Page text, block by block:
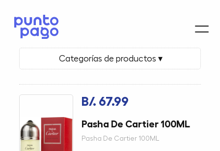
Categorías de productos ▾
B/. 67.99
Pasha De Cartier 100ML
Pasha De Cartier 100ML